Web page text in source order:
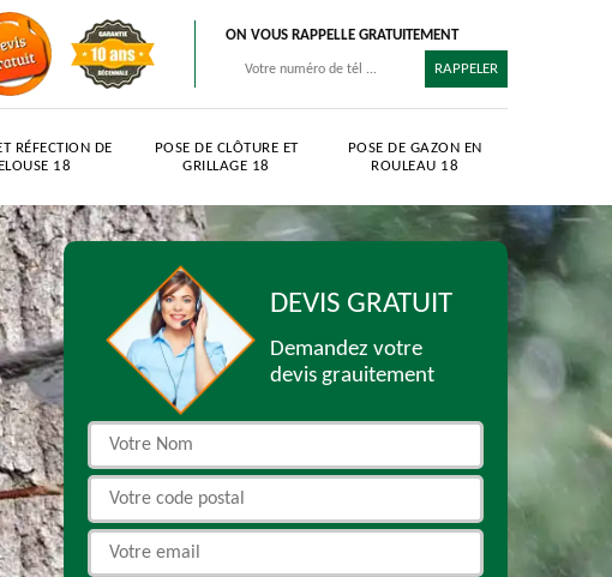
ON VOUS RAPPELLE GRATUITEMENT
RÉFECTION DE
18
POSE DE CLÔTURE ET
GRILLAGE 18
POSE DE GAZON EN
ROULEAU 18
DEVIS GRATUIT
Demandez votre
devis grauitement